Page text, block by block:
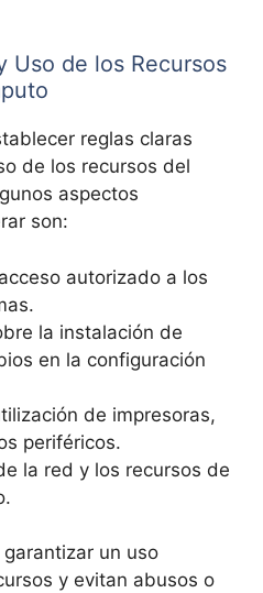
Uso de los Recursos
reglas claras
de los recursos del
aspectos
son:
autorizado a los
la instalación de
en la configuración
de impresoras,
periféricos.
la red y los recursos de
un uso
y evitan abusos o